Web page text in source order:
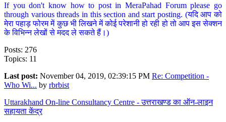
If you don't know how to post in MeraPahad Forum please go
through various threads in this section and start posting. (यदि आप को
मेरा पहाड़ फोरम में कुछ भी लिखने में कोई परेशानी हो रही हो तो आप इस सेक्शन
के विभिन्न लेखों से मदद ले सकते हैं।)
Posts: 276
Topics: 11
Last post: November 04, 2019, 02:39:15 PM Re: Competition -
Who Wi... by rbrbist
Uttarakhand On-line Consultancy Centre - उत्तराखण्ड का ऑन-लाइन
सहायता केंद्र